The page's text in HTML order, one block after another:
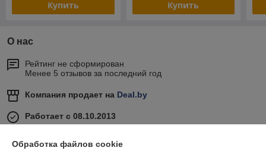
Купить Купить
О нас
Рейтинг не сформирован
Менее 5 отзывов за последний год
Компания продает на Deal.by
Работает с 08.10.2013
Сайт Simpla.by Минский район, а/г Ратомка, ул.Корицкого,
Обработка файлов cookie